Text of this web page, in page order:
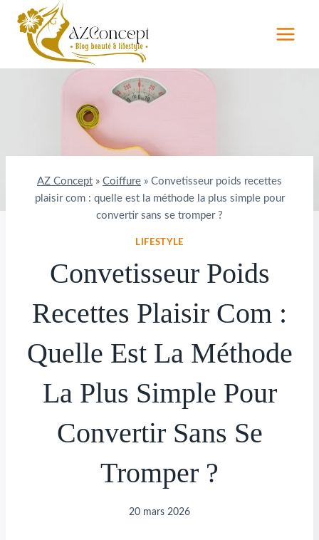
Aller
contenu
AZ Concept » Coiffure » Convetisseur poids recettes
plaisir com : quelle est la méthode la plus simple pour
convertir sans se tromper ?
LIFESTYLE
Convetisseur Poids
Recettes Plaisir Com :
Quelle Est La Méthode
La Plus Simple Pour
Convertir Sans Se
Tromper ?
20 mars 2026